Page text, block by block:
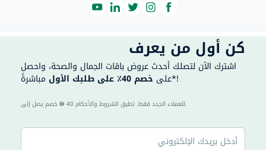
كن أول من يعرف
اشترك الآن لتصلك أحدث عروض باقات الجمال والصحة، واحصل
على خصم 40٪ على طلبك الأول مباشرةً*!
40 للعملاء الجدد فقط. تطبق الشروط والأحكام.